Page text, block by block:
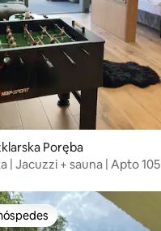
Poręba
| Jacuzzi + sauna | Apto 105
preferidos dos hóspedes